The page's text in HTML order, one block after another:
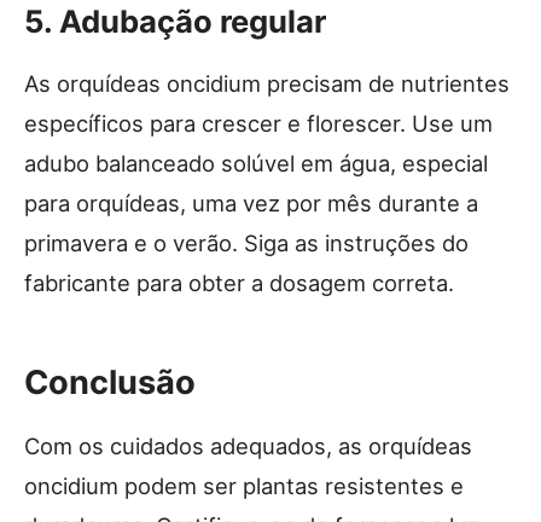
5. Adubação regular
As orquídeas oncidium precisam de nutrientes
específicos para crescer e florescer. Use um
adubo balanceado solúvel em água, especial
para orquídeas, uma vez por mês durante a
primavera e o verão. Siga as instruções do
fabricante para obter a dosagem correta.
Conclusão
Com os cuidados adequados, as orquídeas
oncidium podem ser plantas resistentes e